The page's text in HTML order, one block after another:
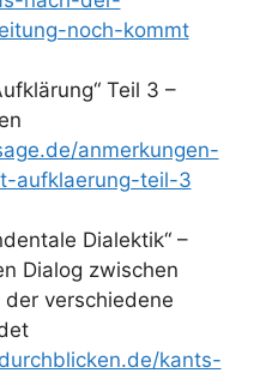
noch-kommt
Teil 3 –
anmerkungen-
aufklaerung-teil-3
Dialektik“ –
Dialog zwischen
der verschiedene
kants-